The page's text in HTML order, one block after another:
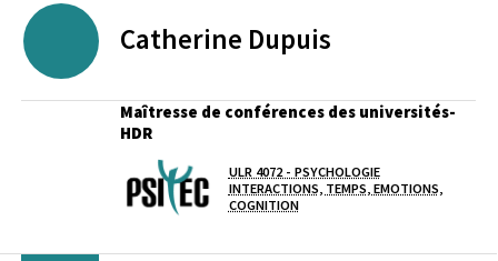
Catherine Dupuis
Maîtresse de conférences des universités-
HDR
Laboratoire / équipe
ULR 4072 - PSYCHOLOGIE
INTERACTIONS, TEMPS, EMOTIONS,
COGNITION